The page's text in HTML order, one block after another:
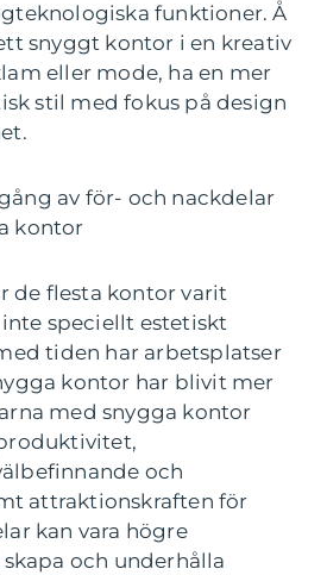
funktioner. Å
snyggt kontor i en kreativ
eller mode, ha en mer
stil med fokus på design
av för- och nackdelar
kontor
de flesta kontor varit
speciellt estetiskt
tiden har arbetsplatser
kontor har blivit mer
med snygga kontor
och
attraktionskraften för
kan vara högre
och underhålla